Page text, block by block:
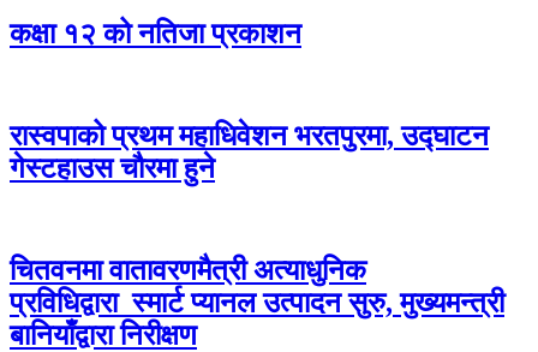
कक्षा १२ को नतिजा प्रकाशन
रास्वपाको प्रथम महाधिवेशन भरतपुरमा, उद्घाटन
गेस्टहाउस चौरमा हुने
चितवनमा वातावरणमैत्री अत्याधुनिक
प्रविधिद्वारा स्मार्ट प्यानल उत्पादन सुरु, मुख्यमन्त्री
बानियाँद्वारा निरीक्षण